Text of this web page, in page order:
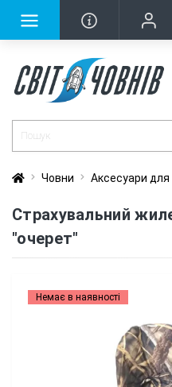
Човни Аксесуари для
Страхувальний
"очерет"
Немає в наявності